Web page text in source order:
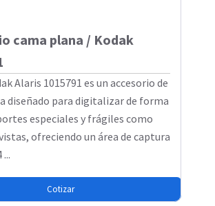
cama plana / Kodak
Alaris 1015791 es un accesorio de
diseñado para digitalizar de forma
especiales y frágiles como
ofreciendo un área de captura
Cotizar